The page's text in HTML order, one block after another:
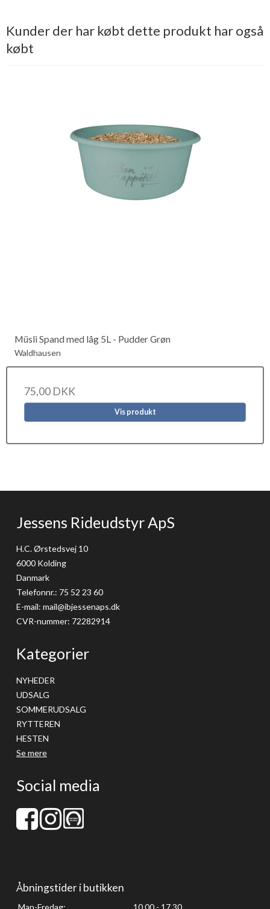
Kunder der har købt dette produkt har også
købt
Müsli Spand med låg 5L - Pudder Grøn
Waldhausen
75,00 DKK
Vis produkt
Jessens Rideudstyr ApS
H.C. Ørstedsvej 10
6000 Kolding
Danmark
Telefonnr.: 75 52 23 60
E-mail: mail@ibjessenaps.dk
CVR-nummer: 72282914
Kategorier
NYHEDER
UDSALG
SOMMERUDSALG
RYTTEREN
HESTEN
Se mere
Social media
Åbningstider i butikken
Man-Fredag: 10.00 - 17.30